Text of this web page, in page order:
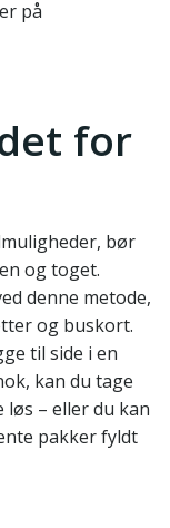
på
for
bør
og toget.
denne metode,
og buskort.
til side i en
kan du tage
– eller du kan
pakker fyldt